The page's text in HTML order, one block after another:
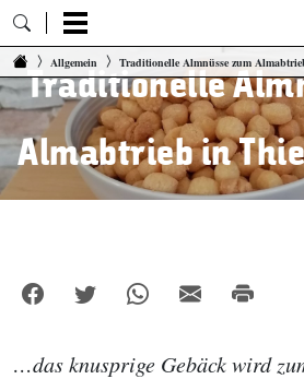
Zum Inhalt springen
Allgemein Traditionelle Almnüsse zum
Traditionelle
Almabtrieb in
…das knusprige Gebäck wird